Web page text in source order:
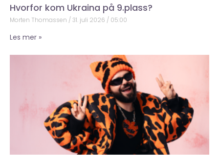
Hvorfor kom Ukraina på 9.plass?
Morten Thomassen 31. juli 2026 05:00
Les mer »